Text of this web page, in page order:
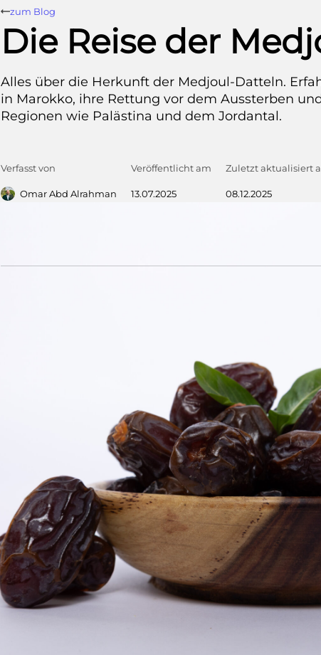
Die Reise der
Alles über die Herkunft der Medjoul-Datteln.
in Marokko, ihre Rettung vor dem Aussterben
Regionen wie Palästina und dem Jordantal.
Verfasst von
Omar Abd Alrahman
Veröffentlicht am
13.07.2025
Zuletzt aktualisiert
08.12.2025
zum Blog